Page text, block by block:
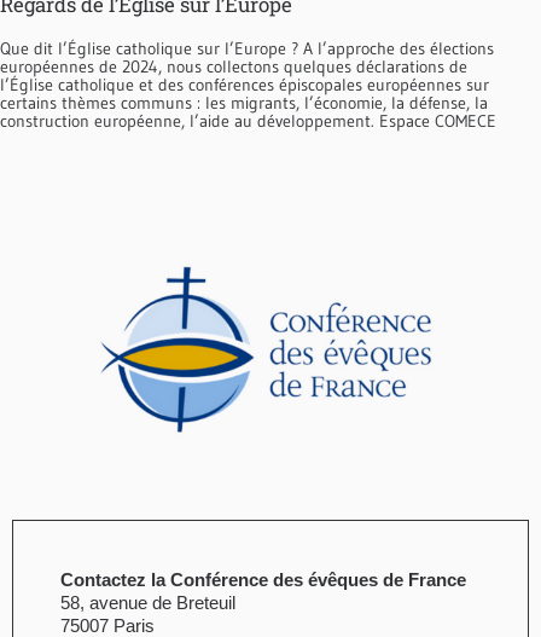
Que dit l’Église catholique sur l’Europe ? A l’approche des élections
européennes de 2024, nous collectons quelques déclarations de
l’Église catholique et des conférences épiscopales européennes sur
certains thèmes communs : les migrants, l’économie, la défense, la
construction européenne, l’aide au développement. Espace COMECE
Contactez la Conférence des évêques de France
58, avenue de Breteuil
75007 Paris